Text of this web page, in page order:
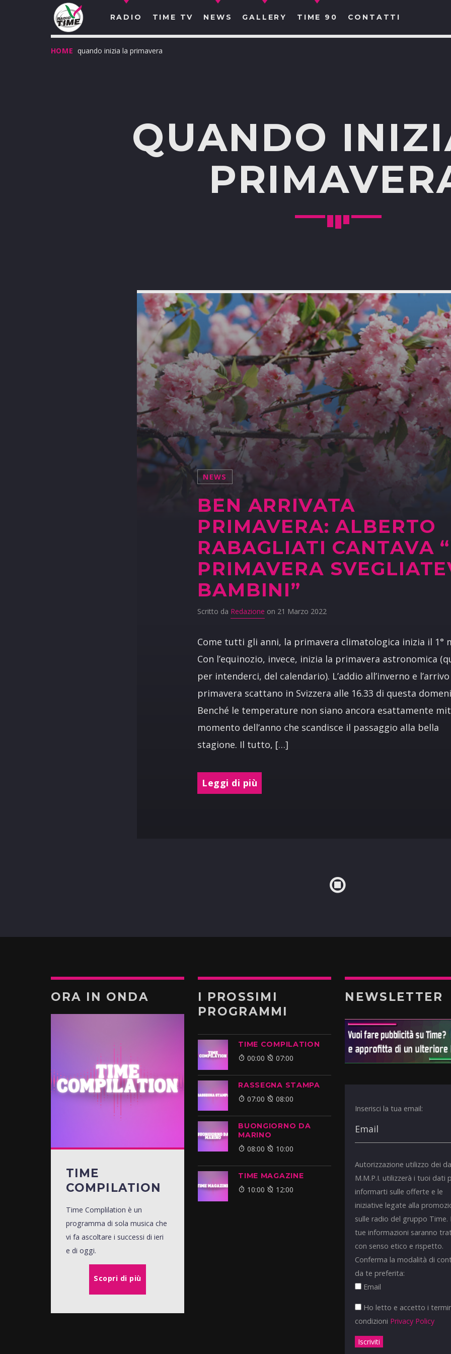
RADIO TIME TV NEWS GALLERY TIME 90 CONTATTI
HOME quando inizia la primavera
QUANDO
NEWS
BEN ARRIVATA
PRIMAVERA: ALBERTO
RABAGLIATI CANTAVA
PRIMAVERA
BAMBINI”
Scritto da Redazione on 21 Marzo 2022
Come tutti gli anni, la primavera climatologica inizia il 1°
Con l’equinozio, invece, inizia la primavera astronomica
per intenderci, del calendario). L’addio all’inverno e
primavera scattano in Svizzera alle 16.33 di questa
Benché le temperature non siano ancora esattamente
momento dell’anno che scandisce il passaggio alla bella
stagione. Il tutto, […]
Leggi di più
ORA IN ONDA
TIME
COMPILATION
Time Complilation è un
programma di sola musica che
vi fa ascoltare i successi di ieri
e di oggi.
Scopri di più
I PROSSIMI
PROGRAMMI
TIME COMPILATION
00:00 07:00
RASSEGNA STAMPA
07:00 08:00
BUONGIORNO DA
MARINO
08:00 10:00
TIME MAGAZINE
10:00 12:00
NEWSLETTER
Inserisci la tua email:
Autorizzazione utilizzo dei
M.M.P.I. utilizzerà i tuoi dati
informarti sulle offerte e le
iniziative legate alla
sulle radio del gruppo Time.
tue informazioni saranno
con senso etico e rispetto.
Conferma la modalità di
da te preferita:
Email
Ho letto e accetto i
condizioni Privacy Policy